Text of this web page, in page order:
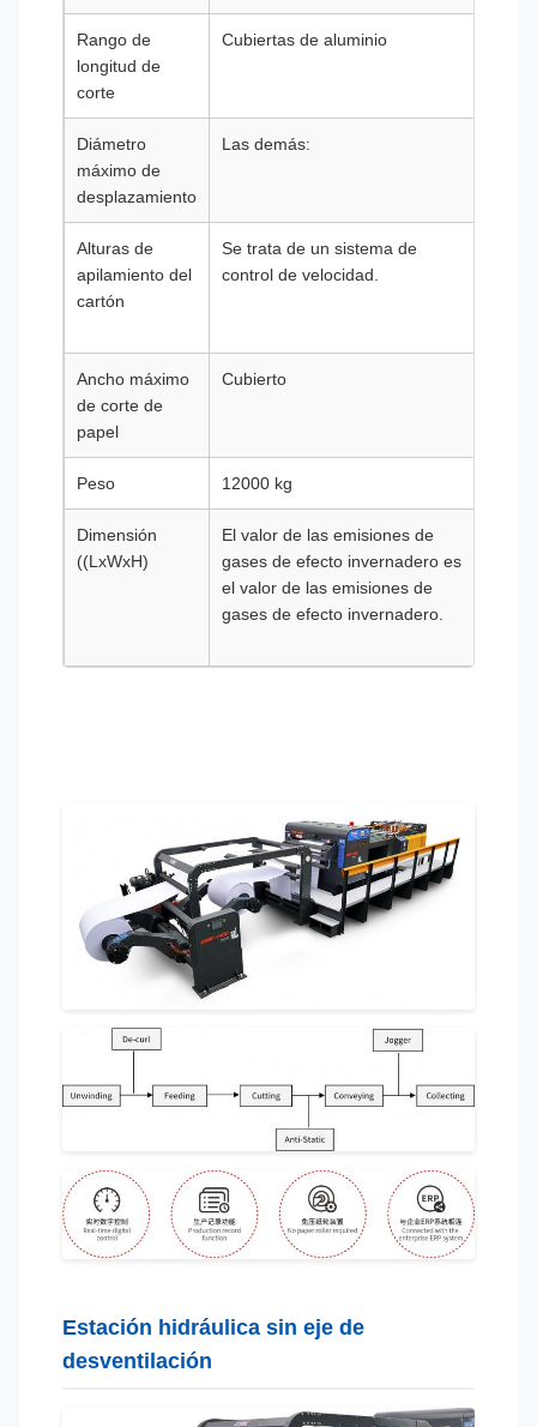
Rango de
longitud de
corte
Cubiertas de aluminio
Diámetro
máximo de
desplazamiento
Las demás:
Alturas de
apilamiento del
cartón
Se trata de un sistema de
control de velocidad.
Ancho máximo
de corte de
papel
Cubierto
Peso 12000 kg
Dimensión
((LxWxH)
El valor de las emisiones de
gases de efecto invernadero es
el valor de las emisiones de
gases de efecto invernadero.
Estación hidráulica sin eje de
desventilación